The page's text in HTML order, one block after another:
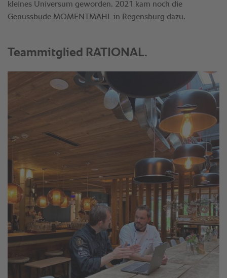
kleines Universum geworden. 2021 kam noch die
Genussbude MOMENTMAHL in Regensburg dazu.
Teammitglied RATIONAL.